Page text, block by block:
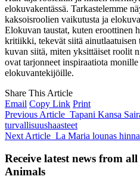
elokuvakentässä. Tarkastelemme
kaksoisroolien vaikutusta ja
Elokuvan taustat, kuten eroottinen
kritiikki, tekevät siitä ainutlaatuisen
kuvan siitä, miten yksittäiset roolit
ovat tarjonneet inspiraatiota
elokuvantekijöille.
Share This Article
Email Copy Link Print
Previous Article Tapani Kansa
turvallisuushaasteet
Next Article La Maria lounas
Receive latest news from
Animals